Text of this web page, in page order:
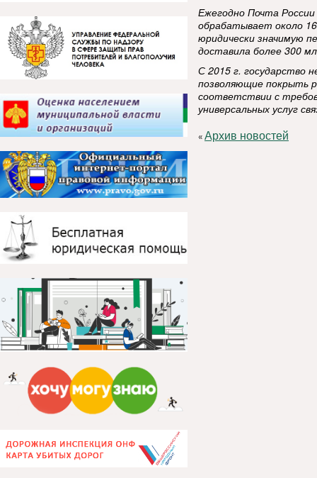
Ежегодно Почта
обрабатывает около
юридически значимую
доставила более 300
С 2015 г. государство
позволяющие покрыть
соответствии с
универсальных услуг
«Архив новостей